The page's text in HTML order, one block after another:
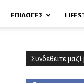
ΕΠΙΛΟΓΈΣ
Συνδεθείτε μαζί